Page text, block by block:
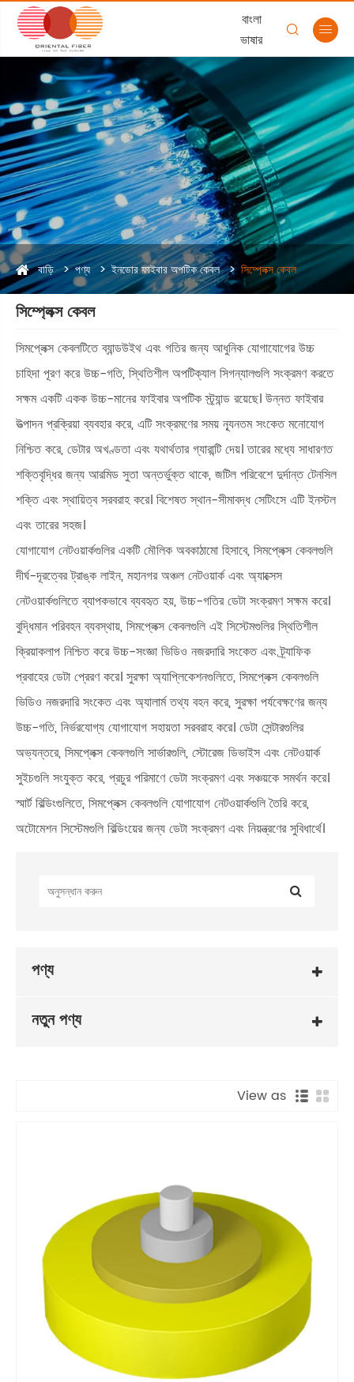
বাংলা
ভাষার
 
বাড়ি পণ্য ইনডোর ফাইবার অপটিক কেবল সিম্প্লেক্স কেবল
সিম্প্লেক্স কেবল
সিমপ্লেক্স কেবলটিতে ব্যান্ডউইথ এবং গতির জন্য আধুনিক যোগাযোগের উচ্চ
চাহিদা পূরণ করে উচ্চ-গতি, স্থিতিশীল অপটিক্যাল সিগন্যালগুলি সংক্রমণ করতে
সক্ষম একটি একক উচ্চ-মানের ফাইবার অপটিক স্ট্র্যান্ড রয়েছে। উন্নত ফাইবার
উত্পাদন প্রক্রিয়া ব্যবহার করে, এটি সংক্রমণের সময় ন্যূনতম সংকেত মনোযোগ
নিশ্চিত করে, ডেটার অখণ্ডতা এবং যথার্থতার গ্যারান্টি দেয়। তারের মধ্যে সাধারণত
শক্তিবৃদ্ধির জন্য আরমিড সুতা অন্তর্ভুক্ত থাকে, জটিল পরিবেশে দুর্দান্ত টেনসিল
শক্তি এবং স্থায়িত্ব সরবরাহ করে। বিশেষত স্থান-সীমাবদ্ধ সেটিংসে এটি ইনস্টল
এবং তারের সহজ।
যোগাযোগ নেটওয়ার্কগুলির একটি মৌলিক অবকাঠামো হিসাবে, সিমপ্লেক্স কেবলগুলি
দীর্ঘ-দূরত্বের ট্রাঙ্ক লাইন, মহানগর অঞ্চল নেটওয়ার্ক এবং অ্যাক্সেস
নেটওয়ার্কগুলিতে ব্যাপকভাবে ব্যবহৃত হয়, উচ্চ-গতির ডেটা সংক্রমণ সক্ষম করে।
বুদ্ধিমান পরিবহন ব্যবস্থায়, সিমপ্লেক্স কেবলগুলি এই সিস্টেমগুলির স্থিতিশীল
ক্রিয়াকলাপ নিশ্চিত করে উচ্চ-সংজ্ঞা ভিডিও নজরদারি সংকেত এবং ট্র্যাফিক
প্রবাহের ডেটা প্রেরণ করে। সুরক্ষা অ্যাপ্লিকেশনগুলিতে, সিমপ্লেক্স কেবলগুলি
ভিডিও নজরদারি সংকেত এবং অ্যালার্ম তথ্য বহন করে, সুরক্ষা পর্যবেক্ষণের জন্য
উচ্চ-গতি, নির্ভরযোগ্য যোগাযোগ সহায়তা সরবরাহ করে। ডেটা সেন্টারগুলির
অভ্যন্তরে, সিমপ্লেক্স কেবলগুলি সার্ভারগুলি, স্টোরেজ ডিভাইস এবং নেটওয়ার্ক
সুইচগুলি সংযুক্ত করে, প্রচুর পরিমাণে ডেটা সংক্রমণ এবং সঞ্চয়কে সমর্থন করে।
স্মার্ট বিল্ডিংগুলিতে, সিমপ্লেক্স কেবলগুলি যোগাযোগ নেটওয়ার্কগুলি তৈরি করে,
অটোমেশন সিস্টেমগুলি বিল্ডিংয়ের জন্য ডেটা সংক্রমণ এবং নিয়ন্ত্রণের সুবিধার্থে।
পণ্য
নতুন পণ্য
View as